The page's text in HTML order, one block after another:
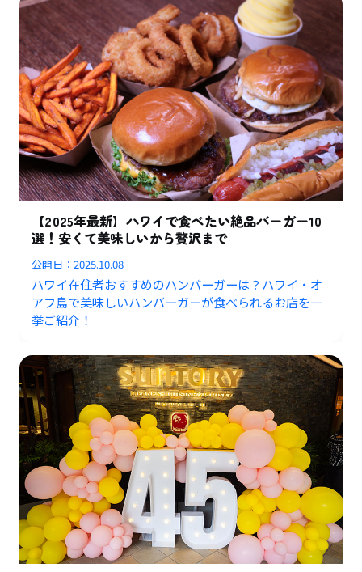
【2025年最新】ハワイで食べたい絶品バーガー10
選！安くて美味しいから贅沢まで
公開日：2025.10.08
ハワイ在住者おすすめのハンバーガーは？ハワイ・オ
アフ島で美味しいハンバーガーが食べられるお店を一
挙ご紹介！